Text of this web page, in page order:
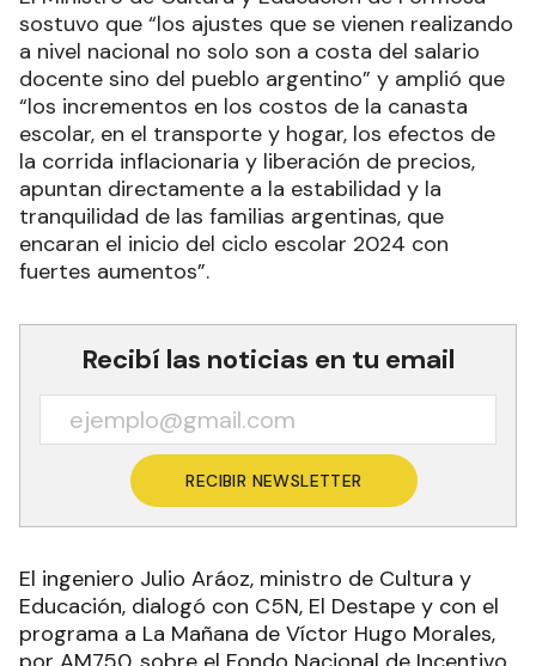
sostuvo que “los ajustes que se vienen realizando
a nivel nacional no solo son a costa del salario
docente sino del pueblo argentino” y amplió que
“los incrementos en los costos de la canasta
escolar, en el transporte y hogar, los efectos de
la corrida inflacionaria y liberación de precios,
apuntan directamente a la estabilidad y la
tranquilidad de las familias argentinas, que
encaran el inicio del ciclo escolar 2024 con
fuertes aumentos”.
Recibí las noticias en tu email
RECIBIR NEWSLETTER
El ingeniero Julio Aráoz, ministro de Cultura y
Educación, dialogó con C5N, El Destape y con el
programa a La Mañana de Víctor Hugo Morales,